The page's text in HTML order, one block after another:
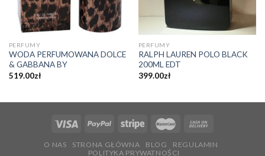
PERFUMY
WODA PERFUMOWANA DOLCE
& GABBANA BY
519.00zł
PERFUMY
RALPH LAUREN POLO BLACK
200ML EDT
399.00zł
O NAS STRONA GŁÓWNA BLOG
REGULAMIN
POLITYKA PRYWATNOŚCI